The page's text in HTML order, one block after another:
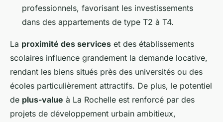
professionnels, favorisant les investissements
dans des appartements de type T2 à T4.
La proximité des services et des établissements
scolaires influence grandement la demande locative,
rendant les biens situés près des universités ou des
écoles particulièrement attractifs. De plus, le potentiel
de plus-value à La Rochelle est renforcé par des
projets de développement urbain ambitieux,